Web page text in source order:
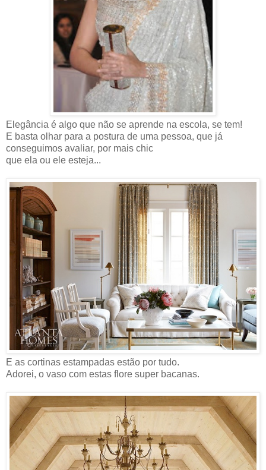
Elegância é algo que não se aprende na escola, se tem!
E basta olhar para a postura de uma pessoa, que já
conseguimos avaliar, por mais chic
que ela ou ele esteja...
E as cortinas estampadas estão por tudo.
Adorei, o vaso com estas flore super bacanas.